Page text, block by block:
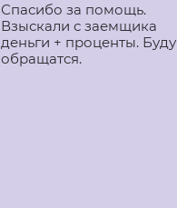
Спасибо за помощь.
Взыскали с заемщика
деньги + проценты. Буду
обращатся.